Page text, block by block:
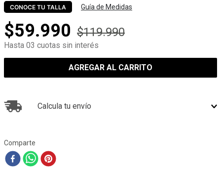
CONOCE TU TALLA Guía de Medidas
$59.990 $119.990
Hasta 03 cuotas sin interés
AGREGAR AL CARRITO
Calcula tu envío
Comparte